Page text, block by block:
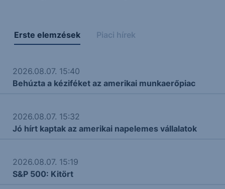
Erste elemzések Piaci hírek
2026.08.07. 15:40
Behúzta a kéziféket az amerikai munkaerőpiac
2026.08.07. 15:32
Jó hírt kaptak az amerikai napelemes vállalatok
2026.08.07. 15:19
S&P 500: Kitört